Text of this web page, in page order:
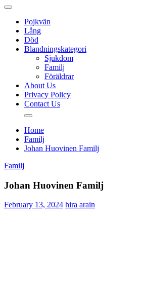
Pojkvän
Lång
Död
Blandningskategori
Sjukdom
Familj
Föräldrar
About Us
Privacy Policy
Contact Us
Home
Familj
Johan Huovinen Familj
Familj
Johan Huovinen Familj
February 13, 2024 hira arain